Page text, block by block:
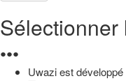
●●●
Uwazi est développé